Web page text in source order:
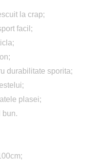
la crap;
facil;
durabilitate sporita;
plasei;
bun.